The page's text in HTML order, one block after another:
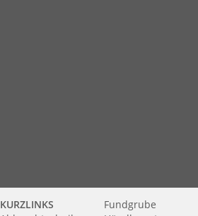
KURZLINKS
Fundgrube